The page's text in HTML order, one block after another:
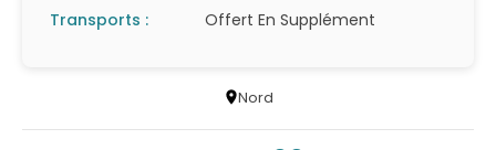
Transports :
Offert En Supplément
Nord